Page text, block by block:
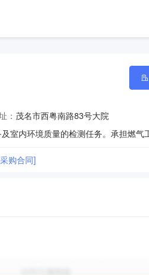
： 茂名市西粤南路83号大院
购合同]